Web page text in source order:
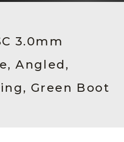
3.0mm
Angled,
Green Boot